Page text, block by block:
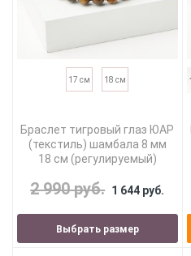
17 см 18 см
Браслет тигровый глаз ЮАР
(текстиль) шамбала 8 мм
18 см (регулируемый)
2 990 руб. 1 644 руб.
Выбрать размер